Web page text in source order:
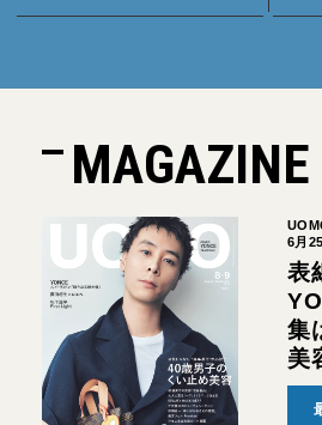
MAGAZINE
6月
表
集
美